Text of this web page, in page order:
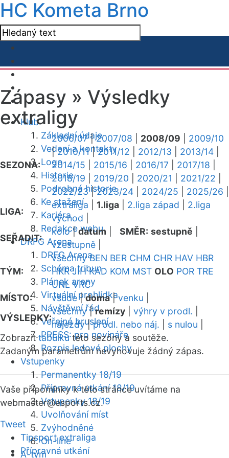
HC Kometa Brno
Klub
Základní údaje
Vedení a kontakty
Logo
Historie
Podrobná historie
Ke stažení
Kariéra
Redakce webu
DRFG Arena
DRFG Arena
Schéma tribun
Plánek areny
Virtuální prohlídka
Návštěvní řád
Veřejné bruslení
PRESS: pro novináře
Rozpis ledové plochy
Vstupenky
Permanentky 18/19
Přípravná utkání 18/19
Vstupenky 18/19
Uvolňování míst
Zvýhodněné
On-line
A-tým
Zápasy » Výsledky
extraligy
SEZONA:
2006/07|2007/08 2008/09
2009/10
|2010/11|2011/12 2012/13 2013/14
2014/15
2015/16 2016/17 2017/18
2018/19
2019/20 2020/21 2021/22
2022/23|2023/24 2024/25 2025/26
LIGA:
extraliga 1.liga 2.liga západ
2.liga
východ
SEŘADIT:
kolo|datum SMĚR: sestupně
vzestupně
TÝM:
všechny BEN BER CHM CHR HAV HBR
HKR JIH KAD KOM MST OLO POR TRE
UNL VRC
MÍSTO:
všude|doma|venku
VÝSLEDKY:
všechny|remízy výhry v prodl.
nájezdy|prodl. nebo náj. s nulou
Zobrazittabulkutéto sezóny a soutěže.
Zadaným parametrům nevyhovuje žádný zápas.
Vaše připomínky k této stránce uvítáme na
webmaster@esports.cz.
Tweet
Tipsport extraliga
Přípravná utkání